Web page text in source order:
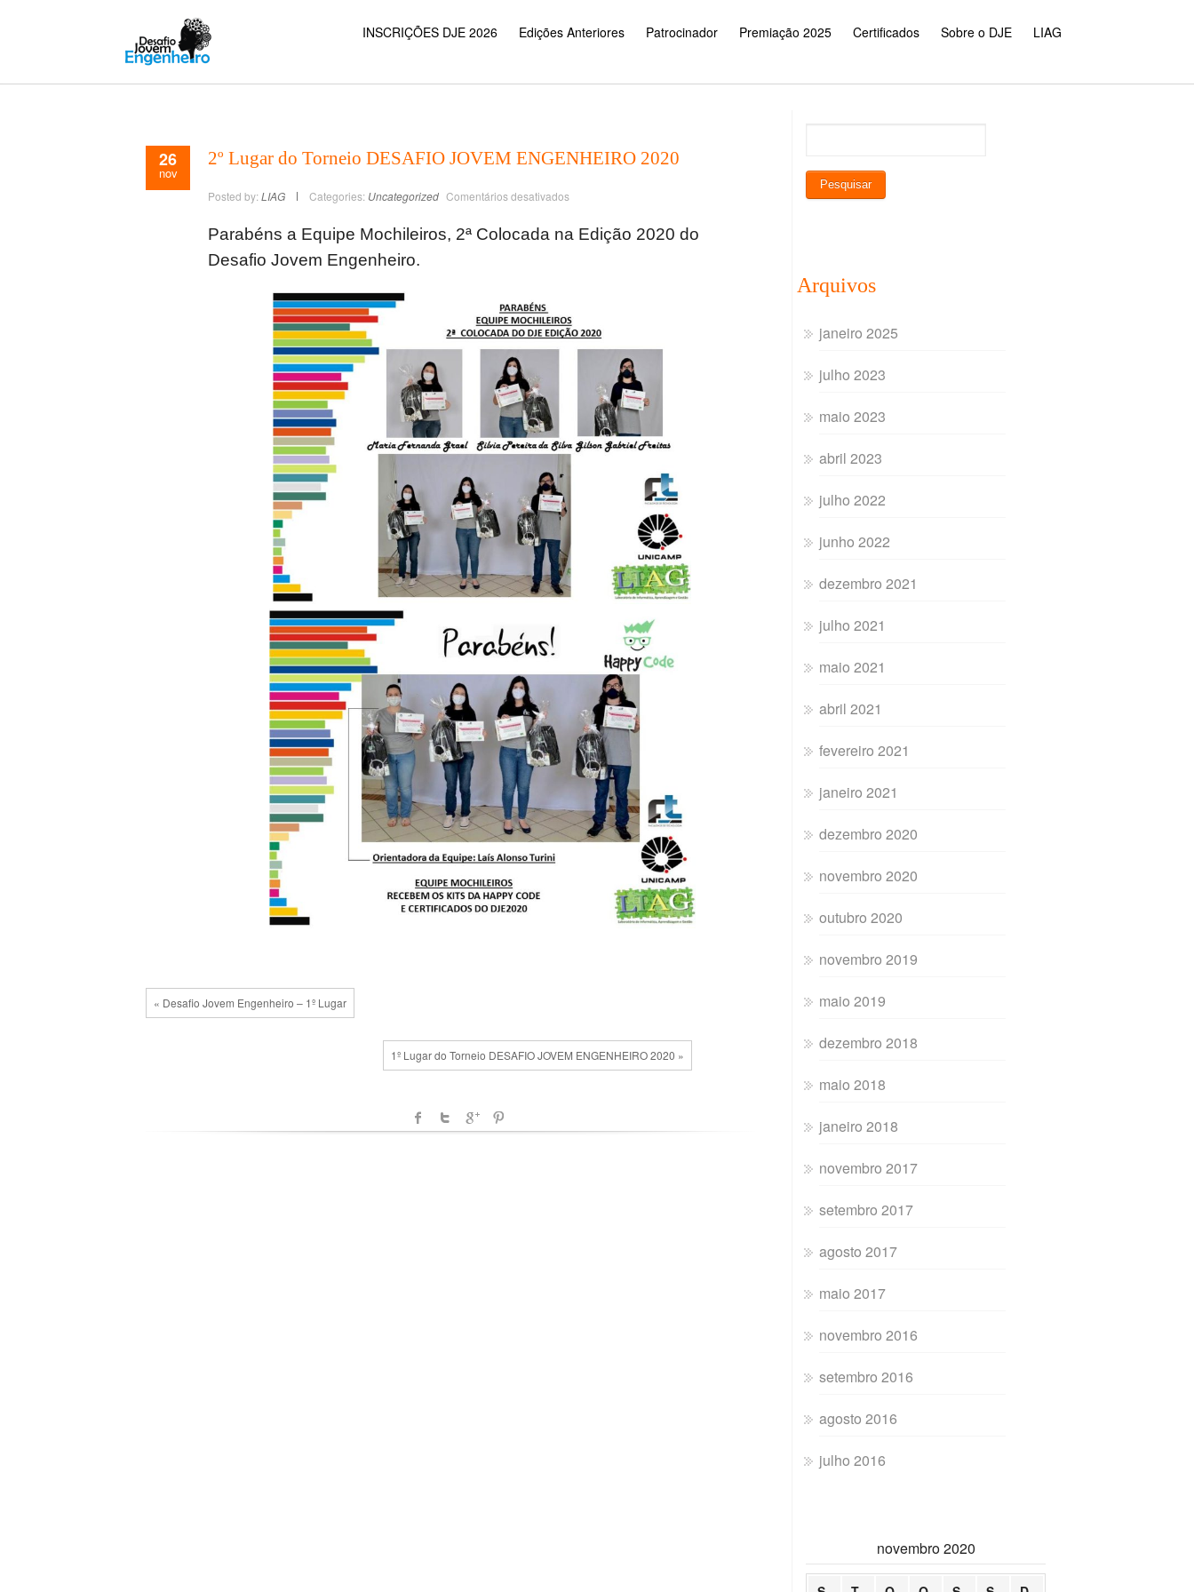
INSCRIÇÕES DJE 2026 Edições Anteriores Patrocinador Premiação 2025 Certificados Sobre o DJE LIAG
26
nov
2º Lugar do Torneio DESAFIO JOVEM ENGENHEIRO 2020
Posted by: LIAG Categories: Uncategorized Comentários desativados
Parabéns a Equipe Mochileiros, 2ª Colocada na Edição 2020 do
Desafio Jovem Engenheiro.
« Desafio Jovem Engenheiro – 1º Lugar
1º Lugar do Torneio DESAFIO JOVEM ENGENHEIRO 2020 »
Arquivos
janeiro 2025
julho 2023
maio 2023
abril 2023
julho 2022
junho 2022
dezembro 2021
julho 2021
maio 2021
abril 2021
fevereiro 2021
janeiro 2021
dezembro 2020
novembro 2020
outubro 2020
novembro 2019
maio 2019
dezembro 2018
maio 2018
janeiro 2018
novembro 2017
setembro 2017
agosto 2017
maio 2017
novembro 2016
setembro 2016
agosto 2016
julho 2016
novembro 2020